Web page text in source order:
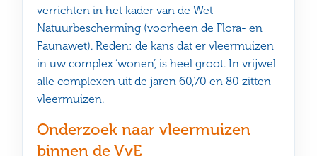
verrichten in het kader van de Wet
Natuurbescherming (voorheen de Flora- en
Faunawet). Reden: de kans dat er vleermuizen
in uw complex ‘wonen’, is heel groot. In vrijwel
alle complexen uit de jaren 60,70 en 80 zitten
vleermuizen.
Onderzoek naar vleermuizen
binnen de VvE